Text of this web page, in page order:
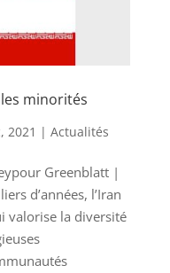
minorités
2021 | Actualités
Greenblatt |
d’années, l’Iran
valorise la diversité